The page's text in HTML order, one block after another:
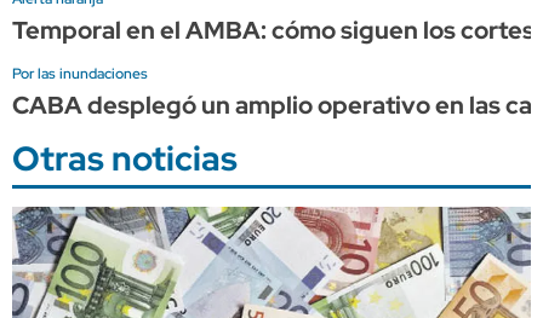
Temporal en el AMBA: cómo siguen los
Por las inundaciones
CABA desplegó un amplio operativo en las
Otras noticias